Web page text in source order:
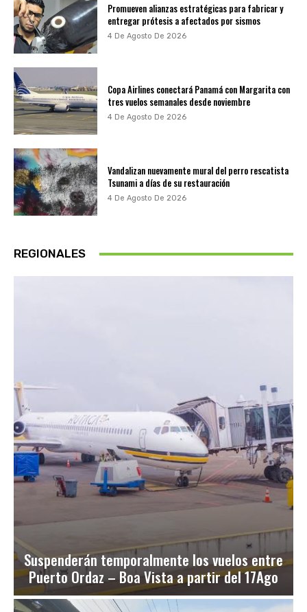
Promueven alianzas estratégicas para fabricar y
entregar prótesis a afectados por sismos
4 De Agosto De 2026
Copa Airlines conectará Panamá con Margarita con
tres vuelos semanales desde noviembre
4 De Agosto De 2026
Vandalizan nuevamente mural del perro rescatista
Tsunami a días de su restauración
4 De Agosto De 2026
REGIONALES
Suspenderán temporalmente los vuelos entre
Puerto Ordaz – Boa Vista a partir del 17Ago